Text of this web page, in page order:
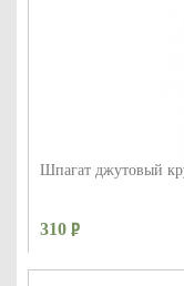
Шпагат джутовый
310